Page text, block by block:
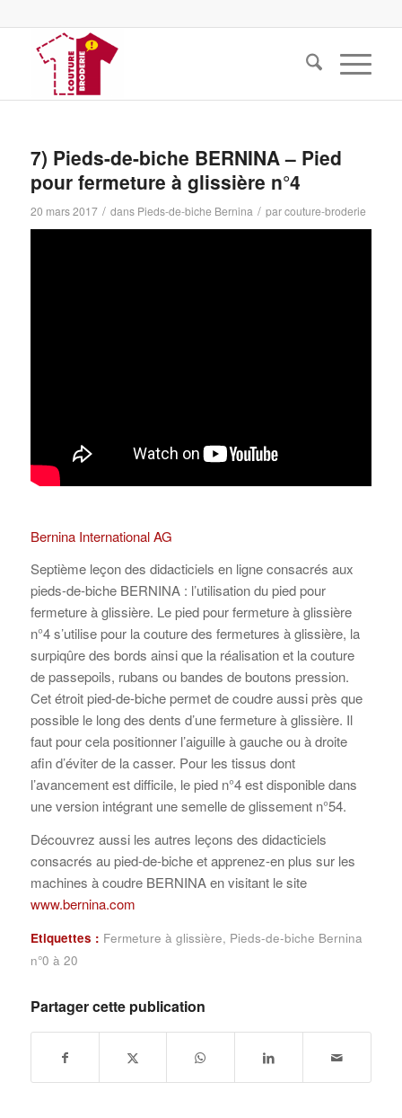
7) Pieds-de-biche BERNINA – Pied
pour fermeture à glissière n°4
20 mars 2017 / dans Pieds-de-biche Bernina / parcouture-broderie
Bernina International AG
Septième leçon des didacticiels en ligne consacrés aux
pieds-de-biche BERNINA : l’utilisation du pied pour
fermeture à glissière. Le pied pour fermeture à glissière
n°4 s’utilise pour la couture des fermetures à glissière, la
surpiqûre des bords ainsi que la réalisation et la couture
de passepoils, rubans ou bandes de boutons pression.
Cet étroit pied-de-biche permet de coudre aussi près que
possible le long des dents d’une fermeture à glissière. Il
faut pour cela positionner l’aiguille à gauche ou à droite
afin d’éviter de la casser. Pour les tissus dont
l’avancement est difficile, le pied n°4 est disponible dans
une version intégrant une semelle de glissement n°54.
Découvrez aussi les autres leçons des didacticiels
consacrés au pied-de-biche et apprenez-en plus sur les
machines à coudre BERNINA en visitant le site
www.bernina.com
Etiquettes : Fermeture à glissière, Pieds-de-biche Bernina
n°0 à 20
Partager cette publication